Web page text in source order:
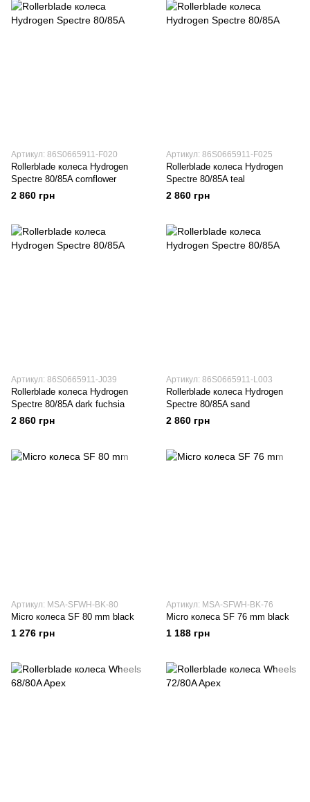
Артикул: 86S0665911-F020
Rollerblade колеса Hydrogen
Spectre 80/85A cornflower
2 860 грн
Артикул: 86S0665911-F025
Rollerblade колеса Hydrogen
Spectre 80/85A teal
2 860 грн
Артикул: 86S0665911-J039
Rollerblade колеса Hydrogen
Spectre 80/85A dark fuchsia
2 860 грн
Артикул: 86S0665911-L003
Rollerblade колеса Hydrogen
Spectre 80/85A sand
2 860 грн
Артикул: MSA-SFWH-BK-80
Micro колеса SF 80 mm black
1 276 грн
Артикул: MSA-SFWH-BK-76
Micro колеса SF 76 mm black
1 188 грн